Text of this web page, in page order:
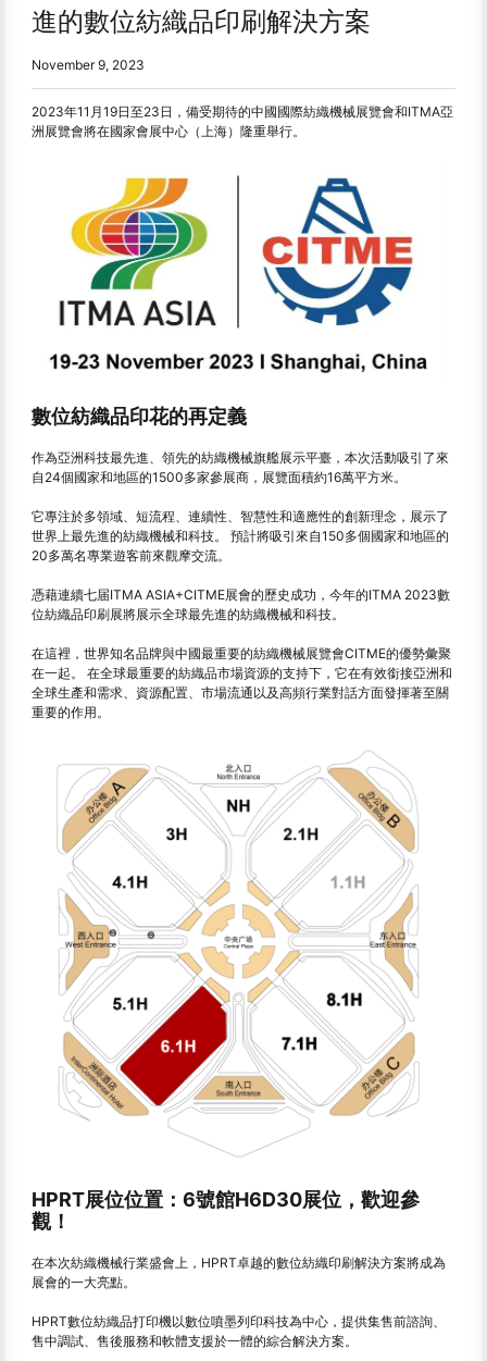
進的數位紡織品印刷解決方案
November 9, 2023
2023年11月19日至23日，備受期待的中國國際紡織機械展覽會和ITMA亞
洲展覽會將在國家會展中心（上海）隆重舉行。
數位紡織品印花的再定義
作為亞洲科技最先進、領先的紡織機械旗艦展示平臺，本次活動吸引了來
自24個國家和地區的1500多家參展商，展覽面積約16萬平方米。
它專注於多領域、短流程、連續性、智慧性和適應性的創新理念，展示了
世界上最先進的紡織機械和科技。 預計將吸引來自150多個國家和地區的
20多萬名專業遊客前來觀摩交流。
憑藉連續七届ITMA ASIA+CITME展會的歷史成功，今年的ITMA 2023數
位紡織品印刷展將展示全球最先進的紡織機械和科技。
在這裡，世界知名品牌與中國最重要的紡織機械展覽會CITME的優勢彙聚
在一起。 在全球最重要的紡織品市場資源的支持下，它在有效銜接亞洲和
全球生產和需求、資源配置、市場流通以及高頻行業對話方面發揮著至關
重要的作用。
HPRT展位位置：6號館H6D30展位，歡迎參
觀！
在本次紡織機械行業盛會上，HPRT卓越的數位紡織印刷解決方案將成為
展會的一大亮點。
HPRT數位紡織品打印機以數位噴墨列印科技為中心，提供集售前諮詢、
售中調試、售後服務和軟體支援於一體的綜合解決方案。